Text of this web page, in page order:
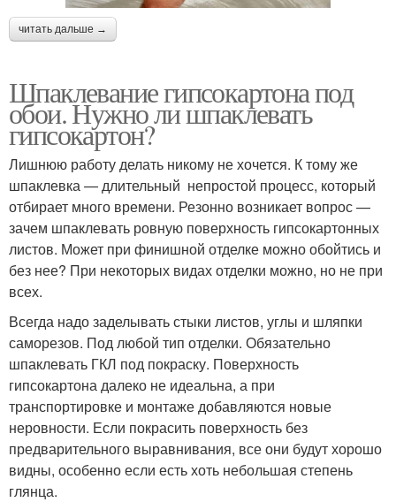
читать дальше →
Шпаклевание гипсокартона под
обои. Нужно ли шпаклевать
гипсокартон?
Лишнюю работу делать никому не хочется. К тому же
шпаклевка — длительный непростой процесс, который
отбирает много времени. Резонно возникает вопрос —
зачем шпаклевать ровную поверхность гипсокартонных
листов. Может при финишной отделке можно обойтись и
без нее? При некоторых видах отделки можно, но не при
всех.
Всегда надо заделывать стыки листов, углы и шляпки
саморезов. Под любой тип отделки. Обязательно
шпаклевать ГКЛ под покраску. Поверхность
гипсокартона далеко не идеальна, а при
транспортировке и монтаже добавляются новые
неровности. Если покрасить поверхность без
предварительного выравнивания, все они будут хорошо
видны, особенно если есть хоть небольшая степень
глянца.